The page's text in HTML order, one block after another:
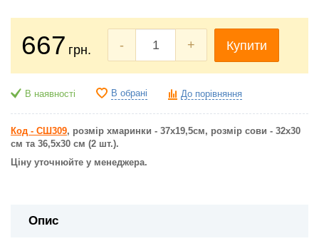
667 грн. - + Купити
В наявності В обрані До порівняння
Код - СШ309, розмір хмаринки - 37х19,5см, розмір сови - 32х30
см та 36,5х30 см (2 шт.).
Ціну уточнюйте у менеджера.
Опис